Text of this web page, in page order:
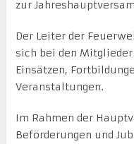
zur
Der Leiter der
sich bei den
Einsätzen,
Veranstaltungen.
Im Rahmen der
Beförderungen und